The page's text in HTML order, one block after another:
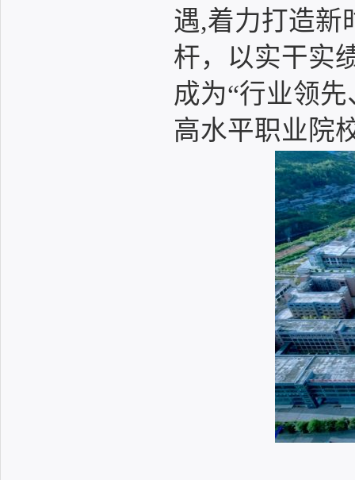
遇,着力打造新
杆，以实干实
成为“行业领
高水平职业院